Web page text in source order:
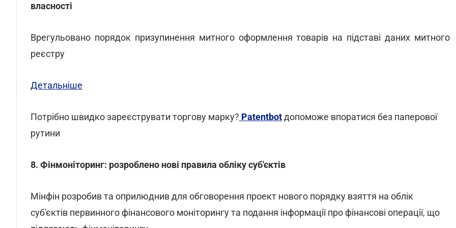
власності
Врегульовано порядок призупинення митного оформлення товарів на підставі даних митного
реєстру
Детальніше
Потрібно швидко зареєструвати торгову марку? Patentbotдопоможе впоратися без паперової
рутини
8. Фінмоніторинг: розроблено нові правила обліку суб'єктів
Мінфін розробив та оприлюднив для обговорення проект нового порядку взяття на облік
суб'єктів первинного фінансового моніторингу та подання інформації про фінансові операції, що